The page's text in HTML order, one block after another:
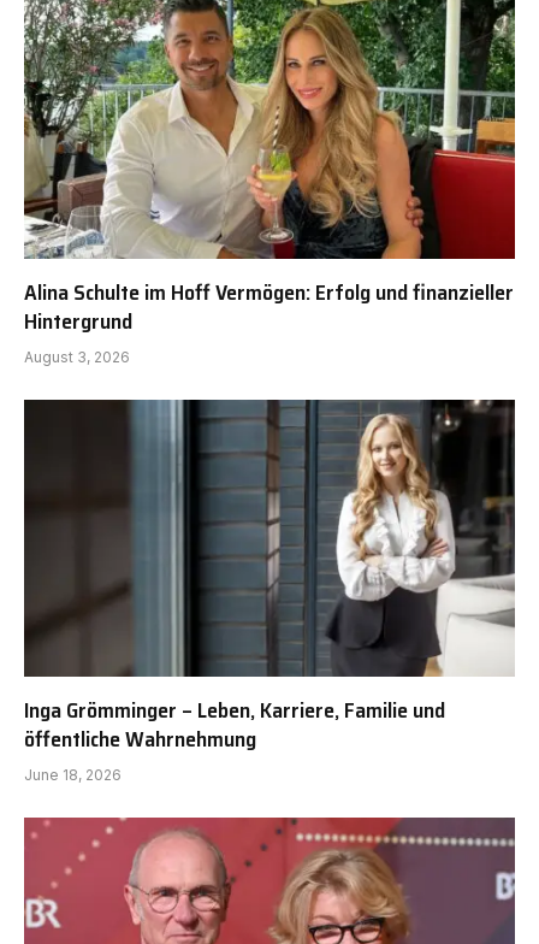
Alina Schulte im Hoff Vermögen: Erfolg und finanzieller
Hintergrund
August 3, 2026
Inga Grömminger – Leben, Karriere, Familie und
öffentliche Wahrnehmung
June 18, 2026